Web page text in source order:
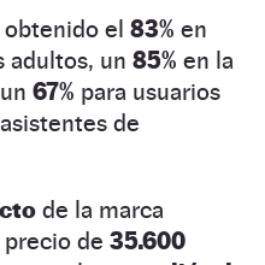
obtenido el 83% en
adultos, un 85% en la
67% para usuarios
de
de la marca
de 35.600